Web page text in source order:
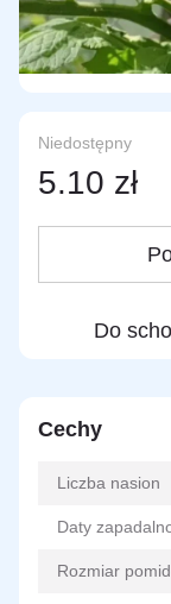
Niedostępny
5.10 zł
Do
Cechy
Liczba nasion
Daty
Rozmiar